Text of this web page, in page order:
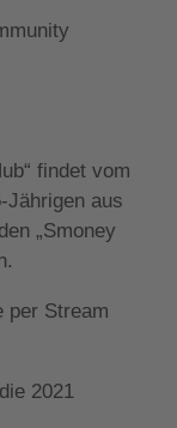
findet vom
Jährigen aus
„Smoney
per Stream
2021